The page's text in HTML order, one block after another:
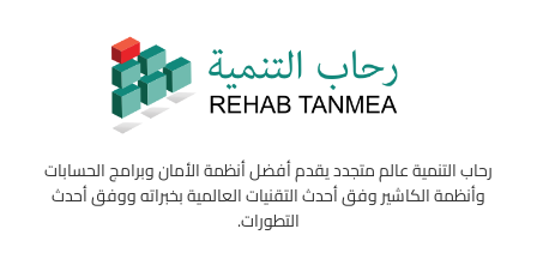
رحاب التنمية عالم متجدد يقدم أفضل أنظمة الأمان وبرامج الحسابات
وأنظمة الكاشير وفق أحدث التقنيات العالمية بخبراته ووفق أحدث
التطورات.